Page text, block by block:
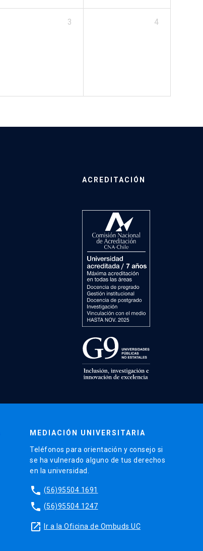
3 4
ACREDITACIÓN
MEDIACIÓN UNIVERSITARIA
Teléfonos para orientación y consejo si
se ha vulnerado alguno de tus derechos
en la universidad.
phone (56)95504 1691
phone (56)95504 1247
launch Ir a la Oficina de Ombuds UC